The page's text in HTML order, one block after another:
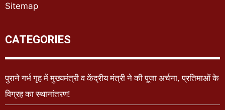
Sitemap
CATEGORIES
पुराने गर्भ गृह में मुख्यमंत्री व केंद्रीय मंत्री ने की पूजा अर्चना, प्रतिमाओं के
विग्रह का स्थानांतरण!